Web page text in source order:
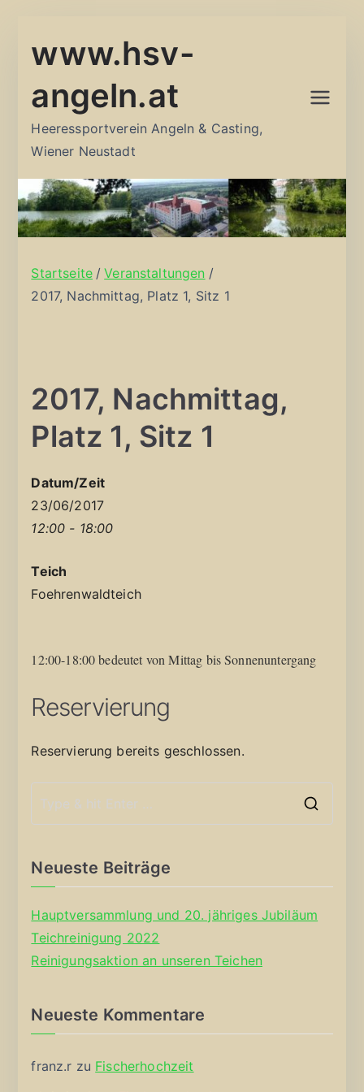
Inhalt
www.hsv-
angeln.at
Heeressportverein Angeln & Casting,
Wiener Neustadt
Startseite
Veranstaltungen
2017, Nachmittag, Platz 1, Sitz 1
2017, Nachmittag,
Platz 1, Sitz 1
Datum/Zeit
23/06/2017
12:00 - 18:00
Teich
Foehrenwaldteich
12:00-18:00 bedeutet von Mittag bis Sonnenuntergang
Reservierung
Reservierung bereits geschlossen.
Neueste Beiträge
Hauptversammlung und 20. jähriges Jubiläum
Teichreinigung 2022
Reinigungsaktion an unseren Teichen
Neueste Kommentare
franz.r zu Fischerhochzeit